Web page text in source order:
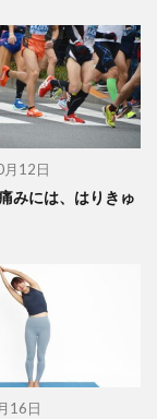
12日
みには、はりきゅ
16日